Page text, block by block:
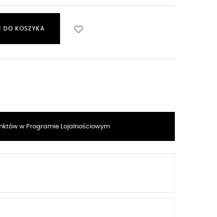
DO KOSZYKA
w Programie Lojalnościowym